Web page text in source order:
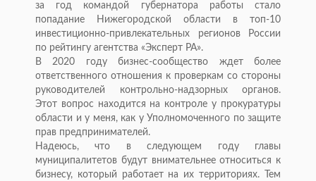
за год командой губернатора работы стало
попадание Нижегородской области в топ-10
инвестиционно-привлекательных регионов России
по рейтингу агентства «Эксперт РА».
В 2020 году бизнес-сообщество ждет более
ответственного отношения к проверкам со стороны
руководителей контрольно-надзорных органов.
Этот вопрос находится на контроле у прокуратуры
области и у меня, как у Уполномоченного по защите
прав предпринимателей.
Надеюсь, что в следующем году главы
муниципалитетов будут внимательнее относиться к
бизнесу, который работает на их территориях. Тем